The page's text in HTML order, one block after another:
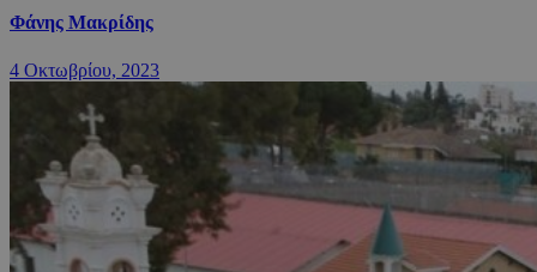
Φάνης Μακρίδης
4 Οκτωβρίου, 2023